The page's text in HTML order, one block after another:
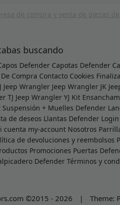
buscando
Defender Capotas Defender
Compra Contacto Cookies
Jeep Wrangler Jeep Wrangler JK
TJ Jeep Wrangler YJ Kit
Suspensión + Muelles Defender
de deseos Llantas Defender
cuenta my-account Nosotros
de devoluciones y reembolsos
Promociones Puertas
Defender Términos y
©2015 - 2026 | Theme: